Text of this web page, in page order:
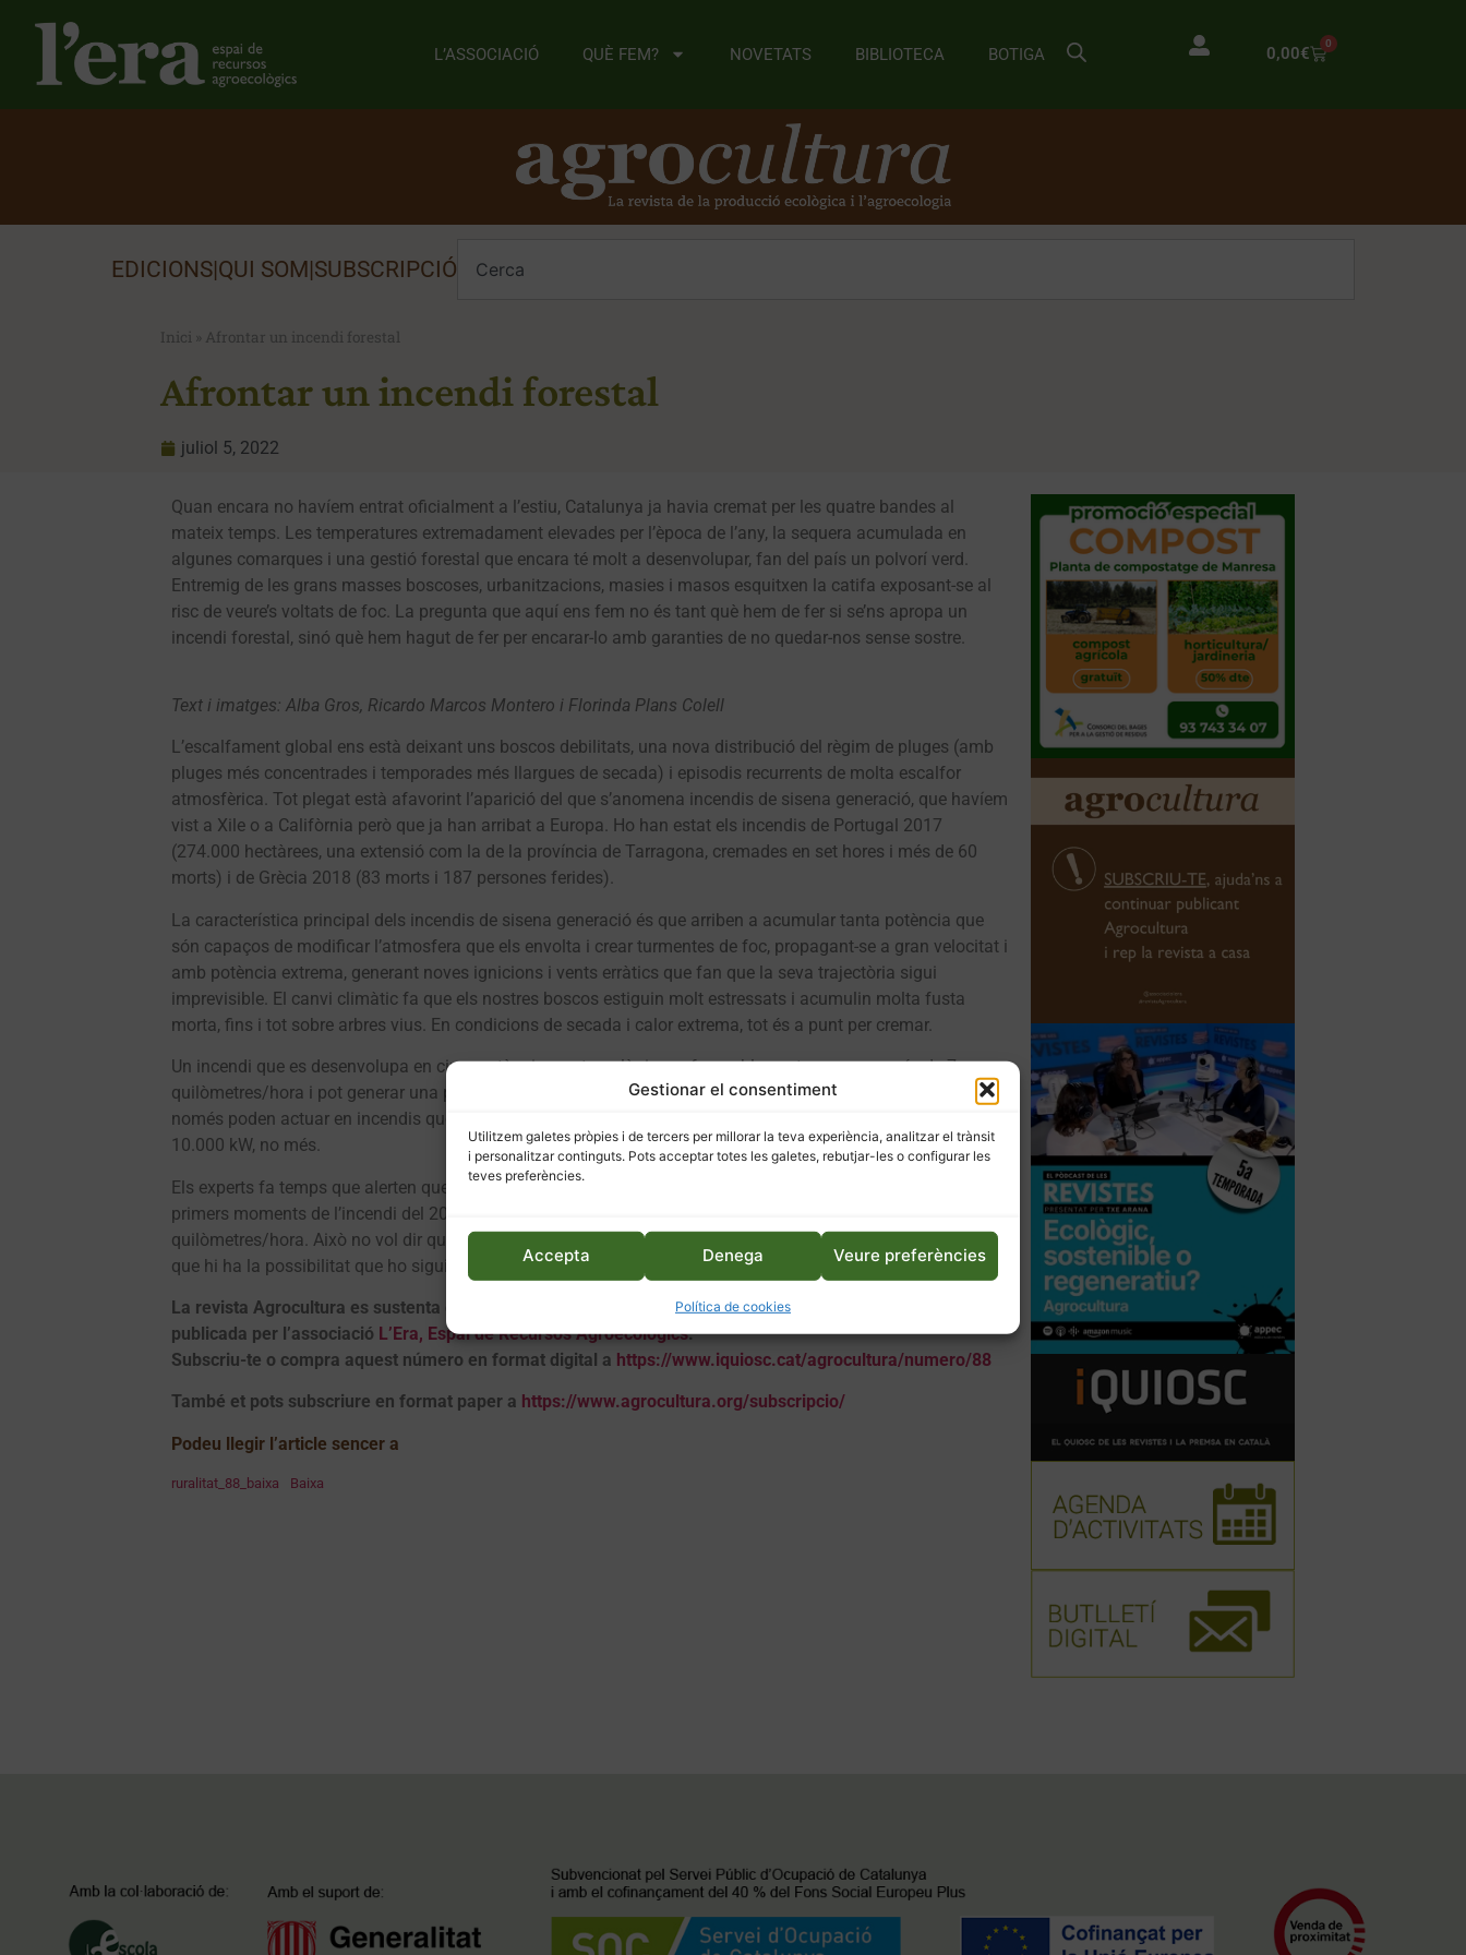
Gestionar el consentiment
Utilitzem galetes pròpies i de tercers per millorar la teva experiència, analitzar el trànsit
i personalitzar continguts. Pots acceptar totes les galetes, rebutjar-les o configurar les
teves preferències.
Accepta Denega Veure preferències
Política de cookies
L’ASSOCIACIÓ QUÈ FEM? NOVETATS BIBLIOTECA BOTIGA 0,00€
0
EDICIONS|QUI SOM|SUBSCRIPCIÓ
Inici » Afrontar un incendi forestal
Afrontar un incendi forestal
juliol 5, 2022
Quan encara no havíem entrat oficialment a l’estiu, Catalunya ja havia cremat per les quatre bandes al
mateix temps. Les temperatures extremadament elevades per l’època de l’any, la sequera acumulada en
algunes comarques i una gestió forestal que encara té molt a desenvolupar, fan del país un polvorí verd.
Entremig de les grans masses boscoses, urbanitzacions, masies i masos esquitxen la catifa exposant-se al
risc de veure’s voltats de foc. La pregunta que aquí ens fem no és tant què hem de fer si se’ns apropa un
incendi forestal, sinó què hem hagut de fer per encarar-lo amb garanties de no quedar-nos sense sostre.
Text i imatges: Alba Gros, Ricardo Marcos Montero i Florinda Plans Colell
L’escalfament global ens està deixant uns boscos debilitats, una nova distribució del règim de pluges (amb
pluges més concentrades i temporades més llargues de secada) i episodis recurrents de molta escalfor
atmosfèrica. Tot plegat està afavorint l’aparició del que s’anomena incendis de sisena generació, que havíem
vist a Xile o a Califòrnia però que ja han arribat a Europa. Ho han estat els incendis de Portugal 2017
(274.000 hectàrees, una extensió com la de la província de Tarragona, cremades en set hores i més de 60
morts) i de Grècia 2018 (83 morts i 187 persones ferides).
La característica principal dels incendis de sisena generació és que arriben a acumular tanta potència que
són capaços de modificar l’atmosfera que els envolta i crear turmentes de foc, propagant-se a gran velocitat i
amb potència extrema, generant noves ignicions i vents erràtics que fan que la seva trajectòria sigui
imprevisible. El canvi climàtic fa que els nostres boscos estiguin molt estressats i acumulin molta fusta
morta, fins i tot sobre arbres vius. En condicions de secada i calor extrema, tot és a punt per cremar.
Un incendi que es desenvolupa en circumstàncies meteorològiques favorables pot avançar a més de 7
quilòmetres/hora i pot generar una potència de 45.000 kW per metre lineal de front. Els bombers i les ADF
només poden actuar en incendis que es mouen a 2-3 quilòmetres/hora i tenen capacitat d’actuació de fins a
10.000 kW, no més.
Els experts fa temps que alerten que a Catalunya podríem patir un incendi de sisena generació i, de fet, els
primers moments de l’incendi del 2019 a la Torre de l’Espanyol (Segrià), el foc va avançar a velocitats de 7
quilòmetres/hora. Això no vol dir que, a partir d’ara, tot els incendis hagin de ser de sisena generació, però sí
que hi ha la possibilitat que ho siguin. (…)
La revista Agrocultura es sustenta gràcies a les aportacions dels seus subscriptors i subscriptores. Està
publicada per l’associació L’Era, Espai de Recursos Agroecològics.
Subscriu-te o compra aquest número en format digital a https://www.iquiosc.cat/agrocultura/numero/88
També et pots subscriure en format paper a https://www.agrocultura.org/subscripcio/
Podeu llegir l’article sencer a
ruralitat_88_baixa Baixa